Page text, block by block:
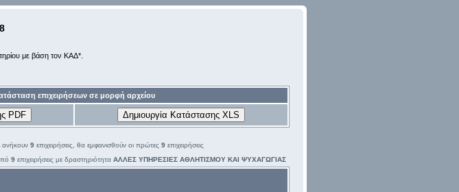
με βάση τον ΚΑΔ*.
επιχειρήσεων σε μορφή αρχείου
ανήκουν 9 επιχειρήσεις, θα εμφανισθούν οι πρώτες 9 επιχειρήσεις
9 επιχειρήσεις με δραστηριότητα ΑΛΛΕΣ ΥΠΗΡΕΣΙΕΣ ΑΘΛΗΤΙΣΜΟΥ ΚΑΙ ΨΥΧΑΓΩΓΙΑΣ